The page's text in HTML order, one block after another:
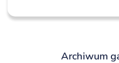
Archiwum